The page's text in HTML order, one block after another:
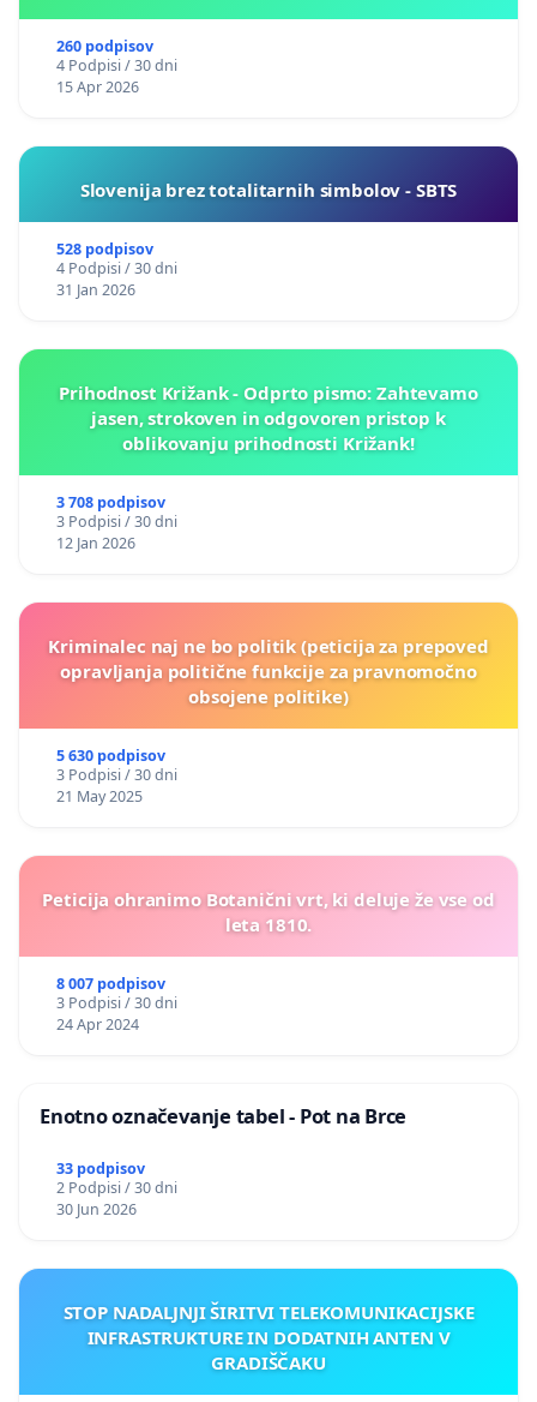
260 podpisov
4 Podpisi / 30 dni
15 Apr 2026
Slovenija brez totalitarnih simbolov - SBTS
528 podpisov
4 Podpisi / 30 dni
31 Jan 2026
Prihodnost Križank - Odprto pismo: Zahtevamo
jasen, strokoven in odgovoren pristop k
oblikovanju prihodnosti Križank!
3 708 podpisov
3 Podpisi / 30 dni
12 Jan 2026
Kriminalec naj ne bo politik (peticija za prepoved
opravljanja politične funkcije za pravnomočno
obsojene politike)
5 630 podpisov
3 Podpisi / 30 dni
21 May 2025
Peticija ohranimo Botanični vrt, ki deluje že vse od
leta 1810.
8 007 podpisov
3 Podpisi / 30 dni
24 Apr 2024
Enotno označevanje tabel - Pot na Brce
33 podpisov
2 Podpisi / 30 dni
30 Jun 2026
STOP NADALJNJI ŠIRITVI TELEKOMUNIKACIJSKE
INFRASTRUKTURE IN DODATNIH ANTEN V
GRADIŠČAKU